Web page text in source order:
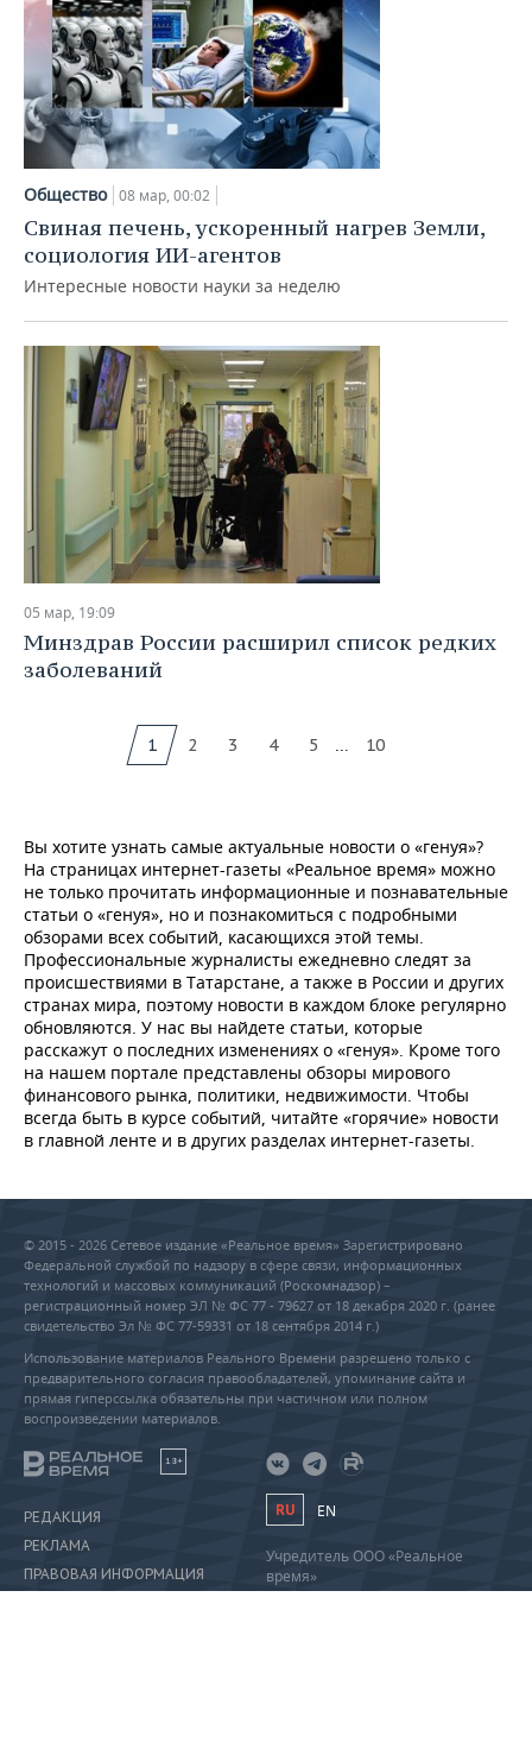
Общество 08 мар, 00:02
Свиная печень, ускоренный нагрев Земли,
социология ИИ-агентов
Интересные новости науки за неделю
05 мар, 19:09
Минздрав России расширил список редких
заболеваний
1 2 3 4 5 ... 10
Вы хотите узнать самые актуальные новости о «генуя»?
На страницах интернет-газеты «Реальное время» можно
не только прочитать информационные и познавательные
статьи о «генуя», но и познакомиться с подробными
обзорами всех событий, касающихся этой темы.
Профессиональные журналисты ежедневно следят за
происшествиями в Татарстане, а также в России и других
странах мира, поэтому новости в каждом блоке регулярно
обновляются. У нас вы найдете статьи, которые
расскажут о последних изменениях о «генуя». Кроме того
на нашем портале представлены обзоры мирового
финансового рынка, политики, недвижимости. Чтобы
всегда быть в курсе событий, читайте «горячие» новости
в главной ленте и в других разделах интернет-газеты.
© 2015 - 2026 Сетевое издание «Реальное время» Зарегистрировано
Федеральной службой по надзору в сфере связи, информационных
технологий и массовых коммуникаций (Роскомнадзор) –
регистрационный номер ЭЛ № ФС 77 - 79627 от 18 декабря 2020 г. (ранее
свидетельство Эл № ФС 77-59331 от 18 сентября 2014 г.)
Использование материалов Реального Времени разрешено только с
предварительного согласия правообладателей, упоминание сайта и
прямая гиперссылка обязательны при частичном или полном
воспроизведении материалов.
18+
РЕДАКЦИЯ
РЕКЛАМА
ПРАВОВАЯ ИНФОРМАЦИЯ
RU EN
Учредитель ООО «Реальное
время»
Главный редактор Саушина А.А.